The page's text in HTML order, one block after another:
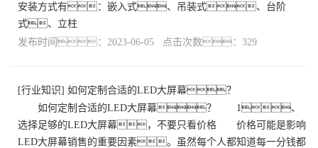
安装方式有：嵌入式、吊装式、台阶
式、立柱
发布时间：2023-06-05 点击次数：329
[行业知识] 如何定制合适的LED大屏幕？
如何定制合适的LED大屏幕？ 1、
选择足够的LED大屏幕，不要只看价格 价格可能是影响
LED大屏幕销售的重要因素。虽然每个人都知道每一分钱都